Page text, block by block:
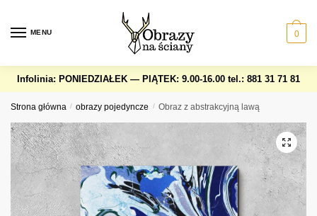
navigation
content
MENU 0
Infolinia: PONIEDZIAŁEK — PIĄTEK: 9.00-16.00 tel.: 881 31 71 81
Strona główna / obrazy pojedyncze / Obraz z abstrakcyjną lawą